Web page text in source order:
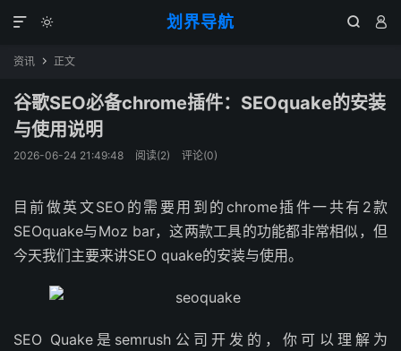
划界导航
  

资讯  正文
谷歌SEO必备chrome插件：SEOquake的安装
与使用说明
2026-06-24 21:49:48 阅读(2) 评论(0)
目前做英文SEO的需要用到的chrome插件一共有2款
SEOquake与Moz bar，这两款工具的功能都非常相似，但
今天我们主要来讲SEO quake的安装与使用。
SEO Quake是semrush公司开发的，你可以理解为